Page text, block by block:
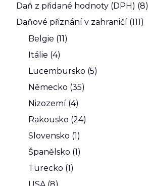
Daň z přidané hodnoty (DPH) (8)
Daňové přiznání v zahraničí (111)
Belgie (11)
Itálie (4)
Lucembursko (5)
Německo (35)
Nizozemí (4)
Rakousko (24)
Slovensko (1)
Španělsko (1)
Turecko (1)
USA (8)